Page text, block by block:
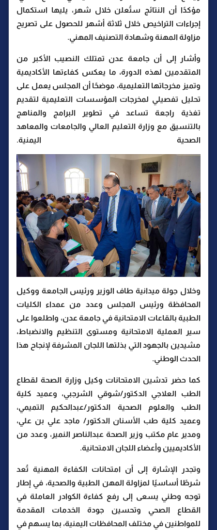
مؤكدًا أن النتائج ستُعلن خلال شهر، يليها استكمال
إجراءات التراخيص خلال ثلاثة أشهر للحصول على تصريح
مزاولة المهنة وشهادة التصنيف المهني.
وأشار إلى أن جامعة عدن تمتلك النصيب الأكبر من
المتقدمين لهذه الدورة، ما يعكس كفاءتها الأكاديمية
وتميز مخرجاتها التعليمية، موضحًا أن المجلس يعمل على
تحليل تفصيلي لمخرجات المؤسسات التعليمية لتقديم
تغذية راجعة تساعد في تطوير البرامج والمناهج
بالتنسيق مع وزارة التعليم العالي والجامعات والمعاهد
الصحية اليمنية.
وخلال جولة ميدانية طاف الوزير ورئيس الجامعة ووكيل
المحافظة ورئيس المجلس وعدد من عمداء الكليات
الطبية بالقاعات الامتحانية في جامعة عدن، واطلعوا على
سير العملية الامتحانية ومستوى التنظيم والانضباط،
مشيدين بالجهود التي بذلتها اللجان المشرفة لإنجاح هذا
الحدث الوطني.
كما حضر تدشين الامتحانات وكيل وزارة الصحة لقطاع
الطب العلاجي الدكتور/شوقي الشرجبي، وعميد كلية
الطب والعلوم الصحية الدكتور/عبدالحكيم التميمي،
وعميد كلية طب الأسنان الدكتور/ ماجد علي بن علي،
ومدير عام مكتب وزير الصحة عبدالناصر النمير، وعدد من
الأكاديميين وأعضاء اللجان الامتحانية.
وتجدر الإشارة إلى أن امتحانات الكفاءة المهنية تُعد
شرطًا أساسيًا لمزاولة المهن الطبية والصحية، في إطار
توجه وطني يسعى إلى رفع كفاءة الكوادر العاملة في
القطاع الصحي وتحسين جودة الخدمات المقدمة
للمواطنين في مختلف المحافظات اليمنية، بما يسهم في